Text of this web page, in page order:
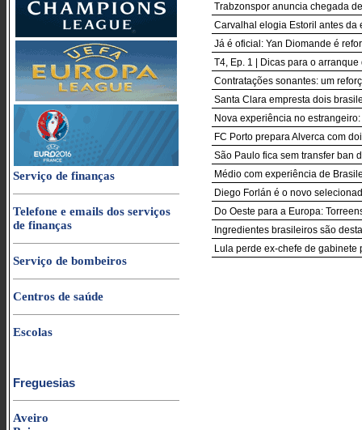
Serviço de finanças
Telefone e emails dos serviços
de finanças
Serviço de bombeiros
Centros de saúde
Escolas
Freguesias
Aveiro
Trabzonspor anuncia chegada
Carvalhal elogia Estoril antes da
Já é oficial: Yan Diomande é
T4, Ep. 1 | Dicas para o
Contratações sonantes: um
Santa Clara empresta dois
Nova experiência no
FC Porto prepara Alverca com
São Paulo fica sem transfer ban
Médio com experiência de
Diego Forlán é o novo
Do Oeste para a Europa:
Ingredientes brasileiros são
Lula perde ex-chefe de gabinete